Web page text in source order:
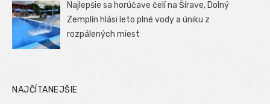
Najlepšie sa horúčave čelí na Šírave, Dolný
Zemplín hlási leto plné vody a úniku z
rozpálených miest
NAJČÍTANEJŠIE